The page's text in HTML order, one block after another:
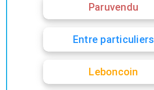
Paruvendu
Entre particuliers
Leboncoin